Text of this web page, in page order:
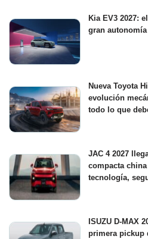
Kia EV3 2027:
gran
Nueva Toyota
evolución
todo lo que
JAC 4 2027
compacta
tecnología,
ISUZU D-MAX
primera pickup